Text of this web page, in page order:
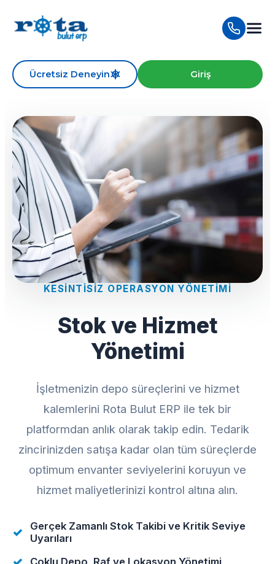
Ücretsiz Deneyin Giriş
KESINTISIZ OPERASYON YÖNETIMI
Stok ve Hizmet
Yönetimi
İşletmenizin depo süreçlerini ve hizmet
kalemlerini Rota Bulut ERP ile tek bir
platformdan anlık olarak takip edin. Tedarik
zincirinizden satışa kadar olan tüm süreçlerde
optimum envanter seviyelerini koruyun ve
hizmet maliyetlerinizi kontrol altına alın.
Gerçek Zamanlı Stok Takibi ve Kritik Seviye
Uyarıları